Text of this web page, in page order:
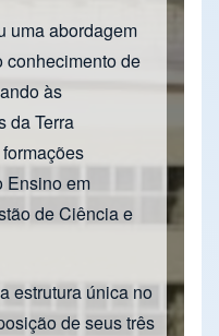
uma abordagem
conhecimento de
às
da Terra
Ensino em
de Ciência e
estrutura única no
de seus três